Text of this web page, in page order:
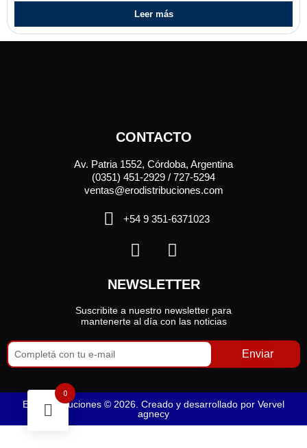
Leer más
CONTACTO
Av. Patria 1552, Córdoba, Argentina
(0351) 451-2929 / 727-5294
ventas@erodistribuciones.com
+54 9 351-6371023
NEWSLETTER
Suscribite a nuestro newsletter para
mantenerte al día con las noticias
Enviar
Ero Distribuciones © 2026. Creado y desarrollado por Vervel
agnecy
0